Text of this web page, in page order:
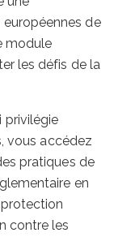
de
module
les défis de la
privilégie
vous accédez
pratiques de
en
contre les